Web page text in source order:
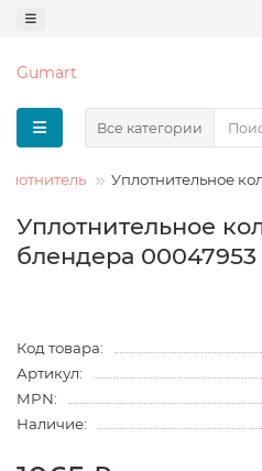
Gumart
Все категории
Уплотнительное
Уплотнительное
блендера 00047953
Код товара:
Артикул:
MPN:
Наличие: